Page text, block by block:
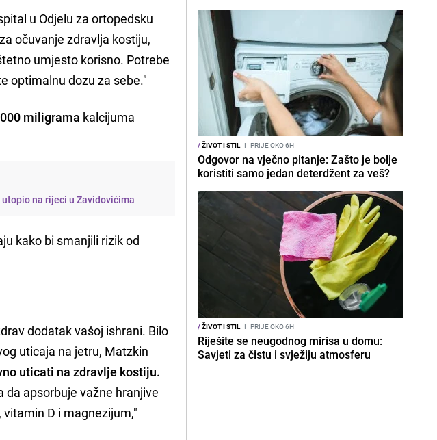
u Odjelu za ortopedsku
za očuvanje zdravlja kostiju,
umjesto korisno. Potrebe
optimalnu dozu za sebe."
miligrama kalcijuma
na rijeci u Zavidovićima
kako bi smanjili rizik od
dodatak vašoj ishrani. Bilo
uticaja na jetru, Matzkin
uticati na zdravlje kostiju.
apsorbuje važne hranjive
D i magnezijum,"
/ŽIVOT I STIL I PRIJE OKO 6H
Odgovor na vječno pitanje: Zašto je bolje
koristiti samo jedan deterdžent za veš?
/ŽIVOT I STIL I PRIJE OKO 6H
Riješite se neugodnog mirisa u domu:
Savjeti za čistu i svježiju atmosferu